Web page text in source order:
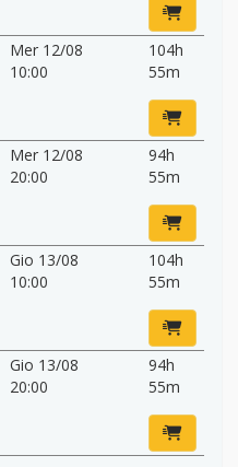
Mer 12/08
10:00
104h
55m
Mer 12/08
20:00
94h
55m
Gio 13/08
10:00
104h
55m
Gio 13/08
20:00
94h
55m